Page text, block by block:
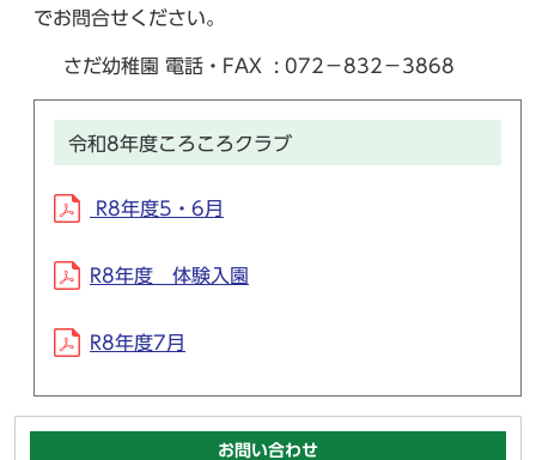
でお問合せください。
さだ幼稚園 電話・FAX : 072－832－3868
令和8年度ころころクラブ
R8年度5・6月
R8年度 体験入園
R8年度7月
お問い合わせ